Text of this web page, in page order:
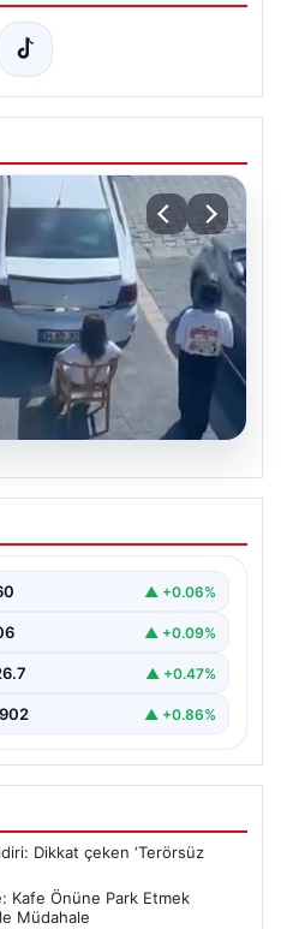
Kafe
Sürücüye
bir olay, gündeme damgasını
▲ +0.06%
▲ +0.09%
▲ +0.47%
▲ +0.86%
Dikkat çeken ‘Terörsüz
Kafe Önüne Park Etmek
Müdahale